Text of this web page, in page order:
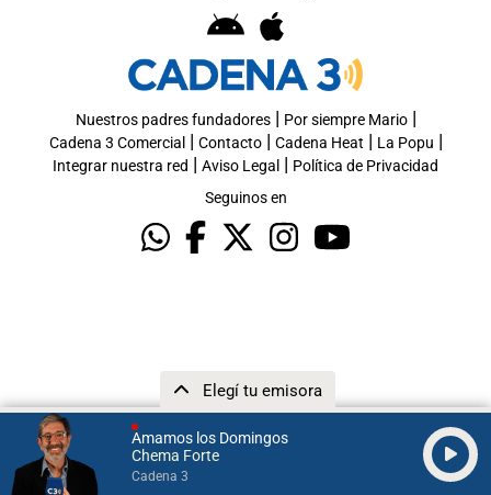
Amamos los Domingos
Chema Forte
Cadena 3
Elegí tu emisora
Nuestros padres fundadores| Por siempre Mario|
Cadena 3 Comercial | Contacto| Cadena Heat | La Popu |
Integrar nuestra red | Aviso Legal | Política de Privacidad
Seguinos en